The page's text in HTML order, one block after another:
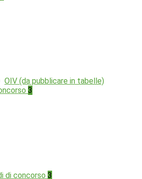
OIV (da pubblicare in tabelle)
3
di concorso 3